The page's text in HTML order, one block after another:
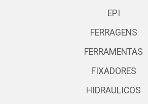
EPI
FERRAGENS
FERRAMENTAS
FIXADORES
HIDRAULICOS